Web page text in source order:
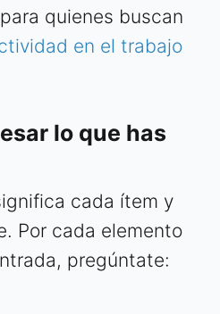
quienes buscan
en el trabajo
lo que has
cada ítem y
Por cada elemento
pregúntate: